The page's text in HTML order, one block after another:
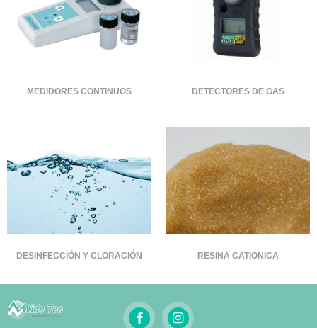
MEDIDORES CONTINUOS DETECTORES DE GAS
DESINFECCIÓN Y CLORACIÓN RESINA CATIONICA